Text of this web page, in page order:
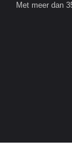
Met meer dan